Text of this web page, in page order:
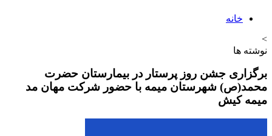
خانه
ها
جشن روز پرستار در بیمارستان حضرت
شهرستان میمه با حضور شرکت مهان مد
کیش